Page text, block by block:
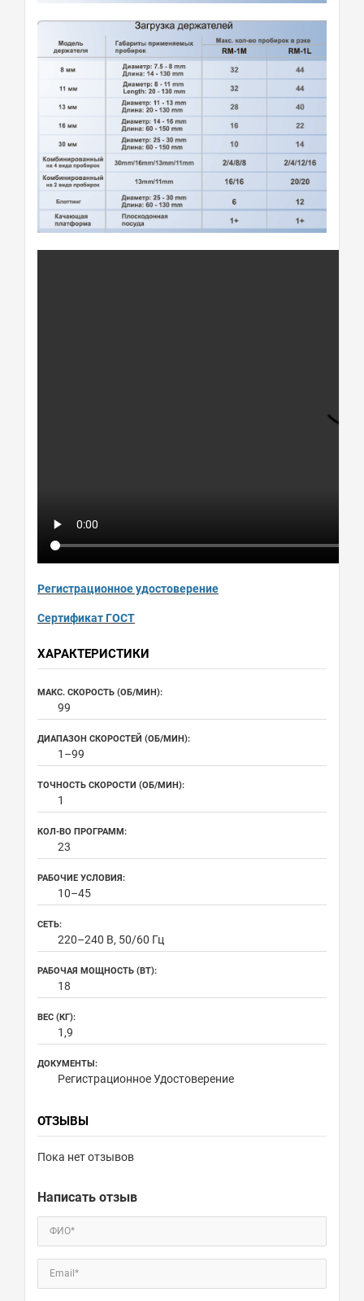
Регистрационное удостоверение
Сертификат ГОСТ
ХАРАКТЕРИСТИКИ
МАКС. СКОРОСТЬ (ОБ/МИН):
99
ДИАПАЗОН СКОРОСТЕЙ (ОБ/МИН):
1–99
ТОЧНОСТЬ СКОРОСТИ (ОБ/МИН):
1
КОЛ-ВО ПРОГРАММ:
23
РАБОЧИЕ УСЛОВИЯ:
10–45
СЕТЬ:
220–240 В, 50/60 Гц
РАБОЧАЯ МОЩНОСТЬ (ВТ):
18
ВЕС (КГ):
1,9
ДОКУМЕНТЫ:
Регистрационное Удостоверение
ОТЗЫВЫ
Пока нет отзывов
Написать отзыв
ФИО*
Email*